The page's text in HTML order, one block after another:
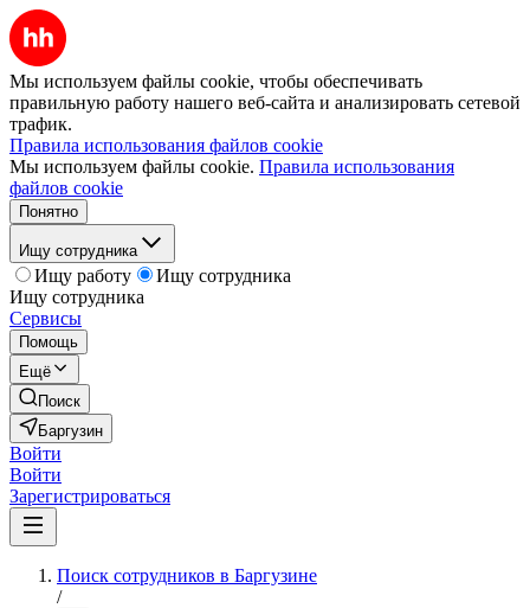
Мы используем файлы cookie, чтобы обеспечивать
правильную работу нашего веб-сайта и анализировать сетевой
трафик.
Правила использования файлов cookie
Мы используем файлы cookie. Правила использования
файлов cookie
Понятно
Ищу сотрудника
Ищу работу
Ищу сотрудника
Ищу сотрудника
Сервисы
Помощь
Ещё
Поиск
Баргузин
Войти
Войти
Зарегистрироваться
Поиск сотрудников в Баргузине
/